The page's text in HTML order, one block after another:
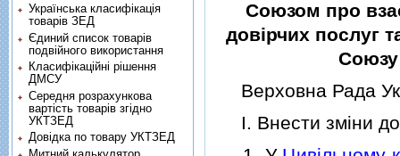
Союзом про
довiрчих послуг
Союзу
Верховна Рада
I. Внести змiни до
Українська класифікація
товарів ЗЕД
Єдиний список товарів
подвійного використання
Класифікаційні рішення
ДМСУ
Середня розрахункова
вартість товарів згідно
УКТЗЕД
Довідка по товару УКТЗЕД